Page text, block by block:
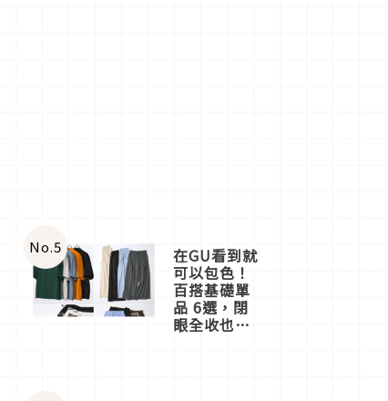
No.5 在GU看到就
可以包色！
百搭基礎單
品 6選，閉
眼全收也不